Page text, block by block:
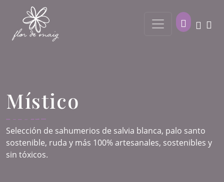
Místico
Selección de sahumerios de salvia blanca, palo santo
sostenible, ruda y más 100% artesanales, sostenibles y
sin tóxicos.